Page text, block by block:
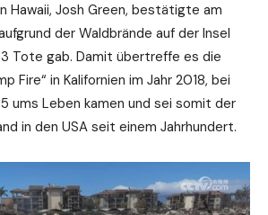
Hawaii, Josh Green, bestätigte am
der Waldbrände auf der Insel
Tote gab. Damit übertreffe es die
Fire“ in Kalifornien im Jahr 2018, bei
ums Leben kamen und sei somit der
in den USA seit einem Jahrhundert.